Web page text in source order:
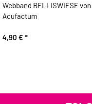
Webband BELLISWIESE von
Acufactum
4,90 € *